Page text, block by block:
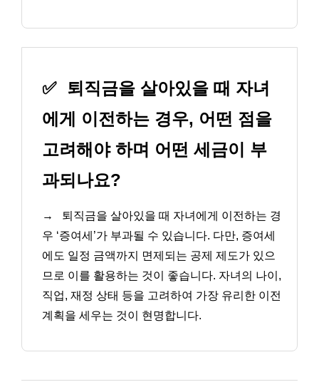
✅
퇴직금을 살아있을 때 자녀
에게 이전하는 경우, 어떤 점을
고려해야 하며 어떤 세금이 부
과되나요?
→
퇴직금을 살아있을 때 자녀에게 이전하는 경
우 ‘증여세’가 부과될 수 있습니다. 다만, 증여세
에도 일정 금액까지 면제되는 공제 제도가 있으
므로 이를 활용하는 것이 좋습니다. 자녀의 나이,
직업, 재정 상태 등을 고려하여 가장 유리한 이전
계획을 세우는 것이 현명합니다.